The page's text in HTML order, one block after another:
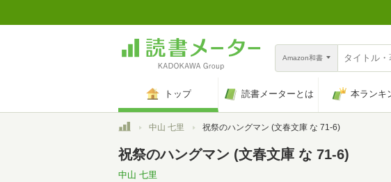
Amazon和書
トップ 読書メーターとは 本ランキ
トップ中山 七里 祝祭のハングマン (文春文庫 な 71-6)
祝祭のハングマン (文春文庫 な 71-6)
中山 七里